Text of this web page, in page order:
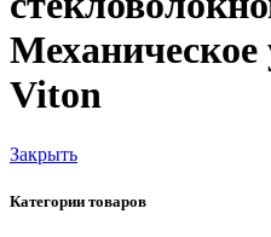
Механическое
Viton
Закрыть
Категории товаров